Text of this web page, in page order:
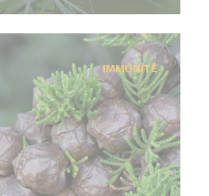
IMMUNITÉ